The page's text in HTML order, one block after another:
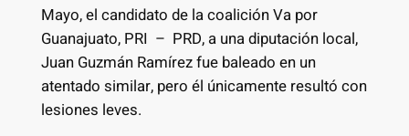
Mayo, el candidato de la coalición Va por
Guanajuato, PRI – PRD, a una diputación local,
Juan Guzmán Ramírez fue baleado en un
atentado similar, pero él únicamente resultó con
lesiones leves.